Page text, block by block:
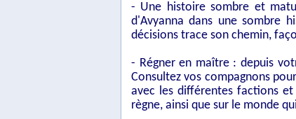
- Une histoire sombre et
d'Avyanna dans une sombre
décisions trace son chemin,
- Régner en maître : depuis
Consultez vos compagnons
avec les différentes factions
règne, ainsi que sur le monde